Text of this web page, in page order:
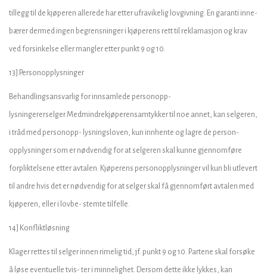
tillegg til de kjøperen allerede har etter ufravikelig lovgivning. En garanti inne-
bærer dermed ingen begrensninger i kjøperens rett til reklamasjon og krav
ved forsinkelse eller mangler etter punkt 9 og 10.
13] Personopplysninger
Behandlingsansvarlig for innsamlede personopp-
lysningererselger.Medmindrekjøperensamtykker til noe annet, kan selgeren,
i tråd med personopp- lysningsloven, kun innhente og lagre de person-
opplysninger som er nødvendig for at selgeren skal kunne gjennomføre
forpliktelsene etter avtalen. Kjøperens personopplysninger vil kun bli utlevert
til andre hvis det er nødvendig for at selger skal få gjennomført avtalen med
kjøperen, eller i lovbe- stemte tilfelle.
14] Konfliktløsning
Klager rettes til selger innen rimelig tid, jf. punkt 9 og 10. Partene skal forsøke
å løse eventuelle tvis- ter i minnelighet. Dersom dette ikke lykkes, kan